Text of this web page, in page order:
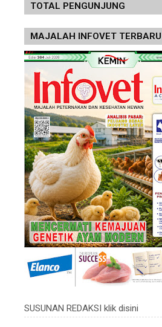
TOTAL PENGUNJUNG
MAJALAH INFOVET TERBARU
SUSUNAN REDAKSI klik disini